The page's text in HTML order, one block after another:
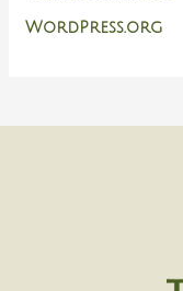
WordPress.org